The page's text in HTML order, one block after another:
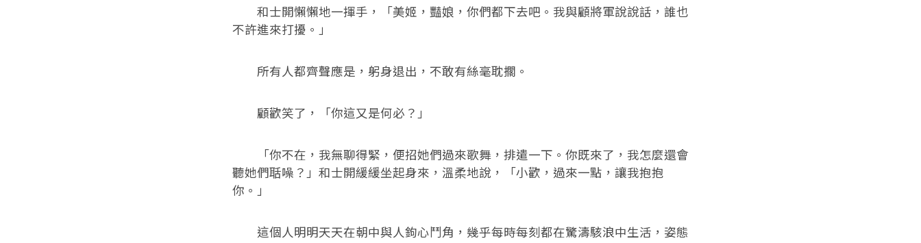
和士開懶懶地一揮手，「美姬，豔娘，你們都下去吧。我與顧將軍說說話，誰也
不許進來打擾。」
所有人都齊聲應是，躬身退出，不敢有絲毫耽擱。
顧歡笑了，「你這又是何必？」
「你不在，我無聊得緊，便招她們過來歌舞，排遣一下。你既來了，我怎麼還會
聽她們聒噪？」和士開緩緩坐起身來，溫柔地說，「小歡，過來一點，讓我抱抱
你。」
這個人明明天天在朝中與人鉤心鬥角，幾乎每時每刻都在驚濤駭浪中生活，姿態